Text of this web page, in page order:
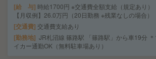
給 与 時給1700円 ※交通費全額支給（規定あり）
【月収例】26.0万円（20日勤務 ※残業なしの場合）
交通費 交通費支給あり
勤務地 JR札沼線 篠路駅 「篠路駅」から車19分 ＊
イカー通勤OK（無料駐車場あり）